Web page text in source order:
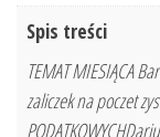
Spis treści
TEMAT MIESIĄCA
zaliczek na poczet